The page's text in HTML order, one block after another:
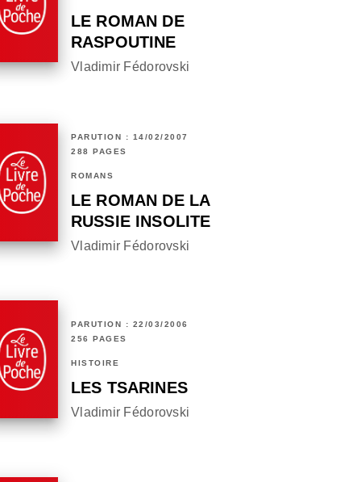
LE ROMAN DE
RASPOUTINE
Vladimir Fédorovski
PARUTION : 14/02/2007
288 PAGES
ROMANS
LE ROMAN DE LA
RUSSIE INSOLITE
Vladimir Fédorovski
PARUTION : 22/03/2006
256 PAGES
HISTOIRE
LES TSARINES
Vladimir Fédorovski